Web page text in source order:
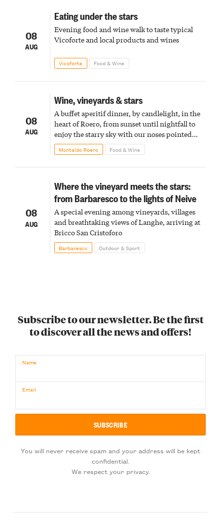
08
AUG
Eating under the stars
Evening food and wine walk to taste typical
Vicoforte and local products and wines
Vicoforte Food & Wine
08
AUG
Wine, vineyards & stars
A buffet aperitif dinner, by candlelight, in the
heart of Roero, from sunset until nightfall to
enjoy the starry sky with our noses pointed
upward
Montaldo Roero Food & Wine
08
AUG
Where the vineyard meets the stars:
from Barbaresco to the lights of Neive
A special evening among vineyards, villages
and breathtaking views of Langhe, arriving at
Bricco San Cristoforo
Barbaresco Outdoor & Sport
Subscribe to our newsletter. Be the first
to discover all the news and offers!
Name
Email
You will never receive spam and your address will be kept
confidential.
We respect your privacy.